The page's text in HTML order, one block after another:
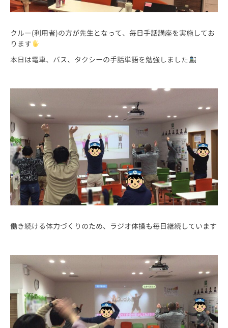
クルー(利用者)の方が先生となって、毎日手話講座を実施してお
ります
本日は電車、バス、タクシーの手話単語を勉強しました
働き続ける体力づくりのため、ラジオ体操も毎日継続しています